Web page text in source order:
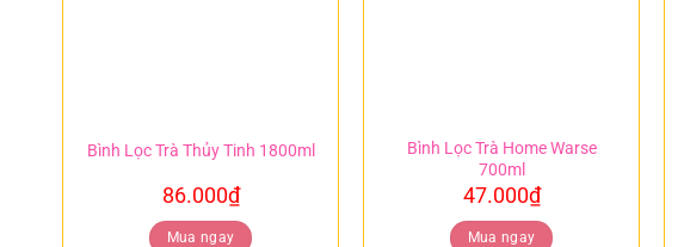
Bình Lọc Trà Thủy Tinh 1800ml
86.000₫
Mua ngay
Bình Lọc Trà Home Warse
700ml
47.000₫
Mua ngay